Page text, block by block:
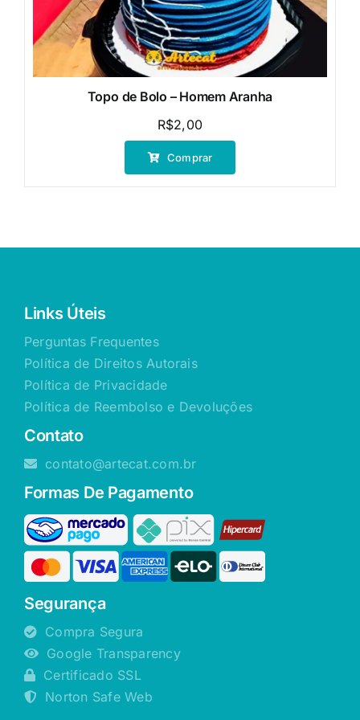
Topo de Bolo – Homem Aranha
R$2,00
Comprar
Links Úteis
Perguntas Frequentes
Política de Direitos Autorais
Política de Privacidade
Política de Reembolso e Devoluções
Contato
contato@artecat.com.br
Formas De Pagamento
Segurança
Compra Segura
Google Transparency
Certificado SSL
Norton Safe Web